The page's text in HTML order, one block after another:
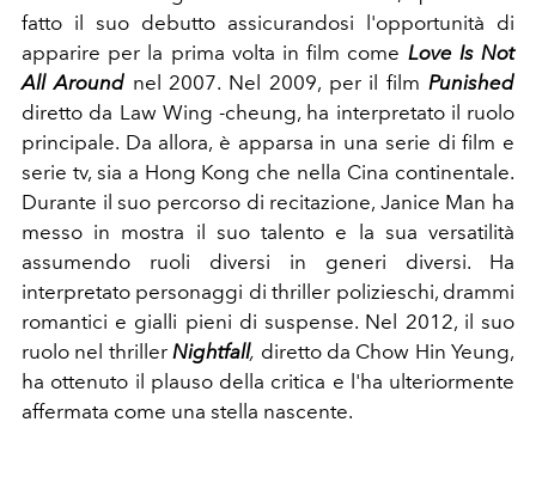
fatto il suo debutto assicurandosi l'opportunità di
apparire per la prima volta in film come Love Is Not
All Aroundnel 2007. Nel 2009, per il filmPunished
diretto da Law Wing -cheung, ha interpretato il ruolo
principale. Da allora, è apparsa in una serie di film e
serie tv, sia a Hong Kong che nella Cina continentale.
Durante il suo percorso di recitazione, Janice Man ha
messo in mostra il suo talento e la sua versatilità
assumendo ruoli diversi in generi diversi. Ha
interpretato personaggi di thriller polizieschi, drammi
romantici e gialli pieni di suspense. Nel 2012, il suo
ruolo nel thrillerNightfall, diretto da Chow Hin Yeung,
ha ottenuto il plauso della critica e l'ha ulteriormente
affermata come una stella nascente.